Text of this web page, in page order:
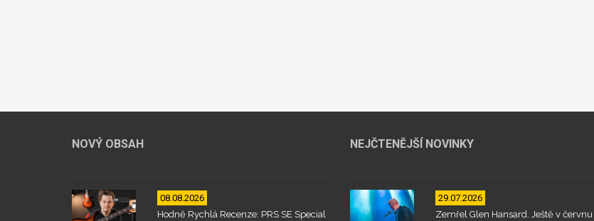
NOVÝ OBSAH
08.08.2026
Hodně Rychlá Recenze: PRS SE Special
NEJČTENĚJŠÍ NOVINKY
29.07.2026
Zemřel Glen Hansard. Ještě v červnu